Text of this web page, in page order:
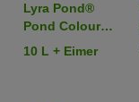
Lyra Pond®
Pond Colour
Sticks Koi Mix
10 L + Eimer